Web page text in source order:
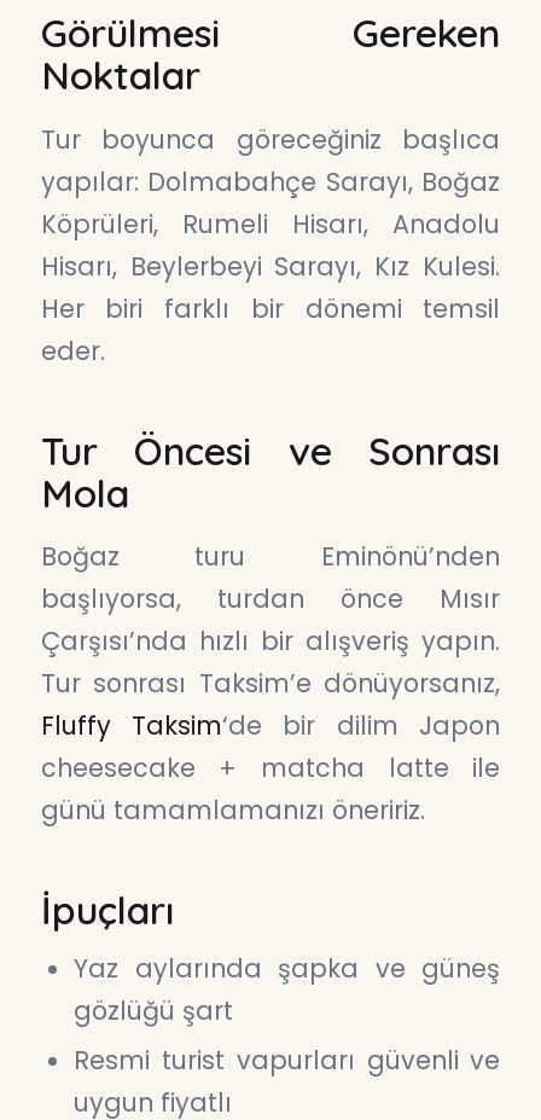
Görülmesi Gereken
Noktalar
Tur boyunca göreceğiniz başlıca
yapılar: Dolmabahçe Sarayı, Boğaz
Köprüleri, Rumeli Hisarı, Anadolu
Hisarı, Beylerbeyi Sarayı, Kız Kulesi.
Her biri farklı bir dönemi temsil
eder.
Tur Öncesi ve Sonrası
Mola
Boğaz turu Eminönü’nden
başlıyorsa, turdan önce Mısır
Çarşısı’nda hızlı bir alışveriş yapın.
Tur sonrası Taksim’e dönüyorsanız,
Fluffy Taksim‘de bir dilim Japon
cheesecake + matcha latte ile
günü tamamlamanızı öneririz.
İpuçları
Yaz aylarında şapka ve güneş
gözlüğü şart
Resmi turist vapurları güvenli ve
uygun fiyatlı